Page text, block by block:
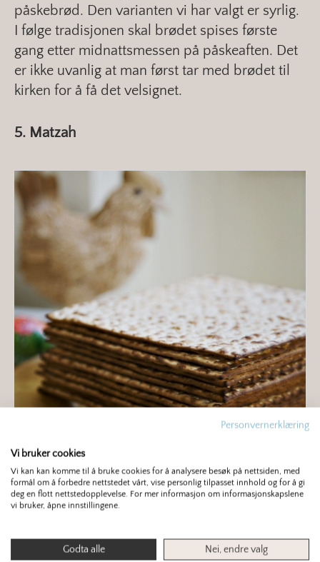
påskebrød. Den varianten vi har valgt er syrlig.
I følge tradisjonen skal brødet spises første
gang etter midnattsmessen på påskeaften. Det
er ikke uvanlig at man først tar med brødet til
kirken for å få det velsignet.
5. Matzah
Matzah
påskefeiring. Matzah er et usyret brød (som
Personvernerklæring
Vi bruker cookies
Vi kan kan komme til å bruke cookies for å analysere besøk på nettsiden, med
formål om å forbedre nettstedet vårt, vise personlig tilpasset innhold og for å gi
deg en flott nettstedopplevelse. For mer informasjon om informasjonskapslene
vi bruker, åpne innstillingene.
Godta alle Nei, endre valg